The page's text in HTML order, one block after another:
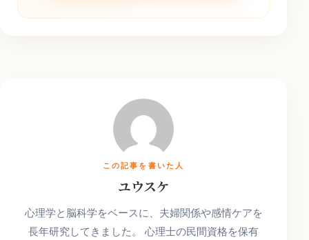
この記事を書いた人
ユウスケ
心理学と脳科学をベースに、夫婦関係や感情ケアを
長年研究してきました。 心理士の民間資格を保有